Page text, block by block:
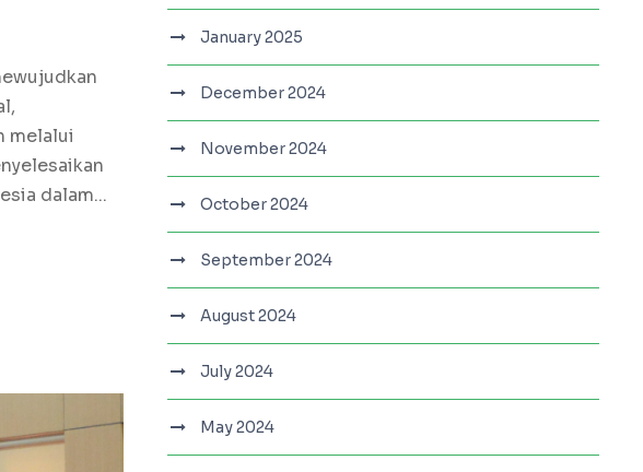
melalui
dalam...
January 2025
December 2024
November 2024
October 2024
September 2024
August 2024
July 2024
May 2024